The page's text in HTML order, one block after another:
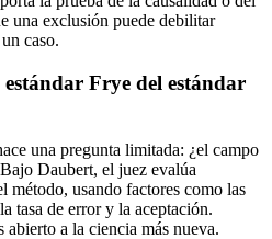
una exclusión puede debilitar
caso.
Frye del estándar
una pregunta limitada: ¿el campo
Daubert, el juez evalúa
método, usando factores como las
tasa de error y la aceptación.
a la ciencia más nueva.